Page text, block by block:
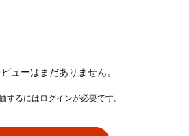
ューはまだありません。
するには ログインが必要です。